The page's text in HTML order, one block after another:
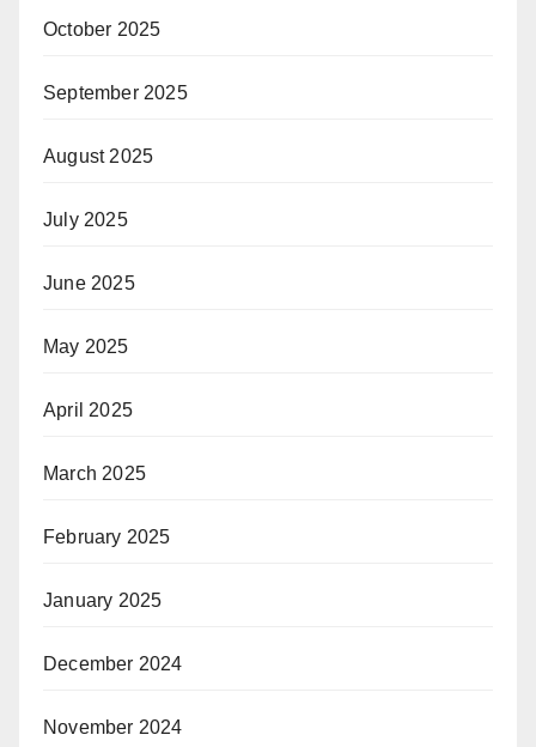
October 2025
September 2025
August 2025
July 2025
June 2025
May 2025
April 2025
March 2025
February 2025
January 2025
December 2024
November 2024